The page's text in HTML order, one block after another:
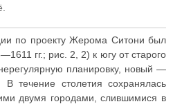
по проекту Жерома Ситони был
гг.; рис. 2, 2) к югу от старого
планировку, новый —
В течение столетия сохранялась
двумя городами, слившимися в